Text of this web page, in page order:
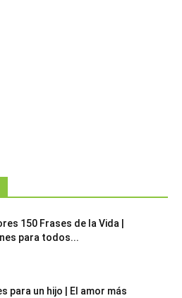
150 Frases de la Vida |
para todos...
para un hijo | El amor más